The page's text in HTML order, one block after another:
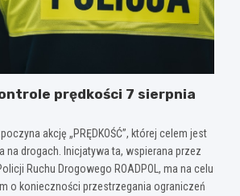
prędkości 7 sierpnia
akcję „PRĘDKOŚĆ”, której celem jest
na drogach. Inicjatywa ta, wspierana przez
Ruchu Drogowego ROADPOL, ma na celu
o konieczności przestrzegania ograniczeń